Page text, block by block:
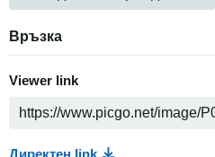
Връзка
Viewer link